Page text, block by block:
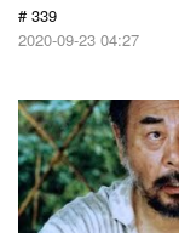
# 339
2020-09-23 04:27